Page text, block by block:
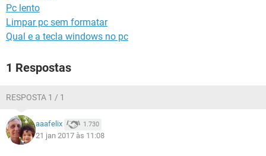
Pc lento
Limpar pc sem formatar
Qual e a tecla windows no pc
1 Respostas
RESPOSTA 1 / 1
aaafelix 1.730
21 jan 2017 às 11:08